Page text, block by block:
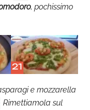
, pochissimo
21
e mozzarella
Rimettiamola sul